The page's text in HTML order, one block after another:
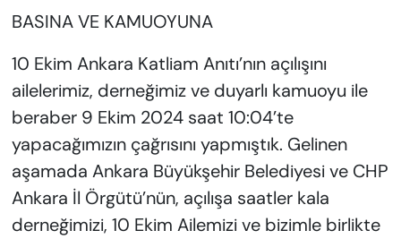
BASINA VE KAMUOYUNA
10 Ekim Ankara Katliam Anıtı’nın açılışını
ailelerimiz, derneğimiz ve duyarlı kamuoyu ile
beraber 9 Ekim 2024 saat 10:04’te
yapacağımızın çağrısını yapmıştık. Gelinen
aşamada Ankara Büyükşehir Belediyesi ve CHP
Ankara İl Örgütü’nün, açılışa saatler kala
derneğimizi, 10 Ekim Ailemizi ve bizimle birlikte